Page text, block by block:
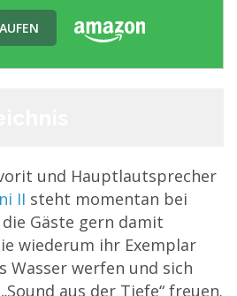
und Hauptlautsprecher
II steht momentan bei
Gäste gern damit
wiederum ihr Exemplar
Wasser werfen und sich
aus der Tiefe“ freuen.